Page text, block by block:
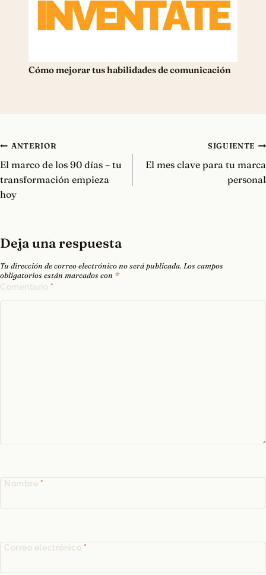
Cómo mejorar tus habilidades de comunicación
Navegación
de
entradas
ANTERIOR
El marco de los 90 días – tu
transformación empieza
hoy
SIGUIENTE
El mes clave para tu marca
personal
Deja una respuesta
Tu dirección de correo electrónico no será publicada. Los campos
obligatorios están marcados con *
Comentario *
Nombre *
Correo electrónico *